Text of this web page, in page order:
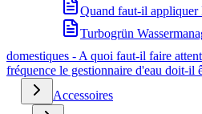
Quand faut-il appliquer
Turbogrün
domestiques - A quoi faut-il faire
fréquence le gestionnaire d'eau doit-il
Accessoires